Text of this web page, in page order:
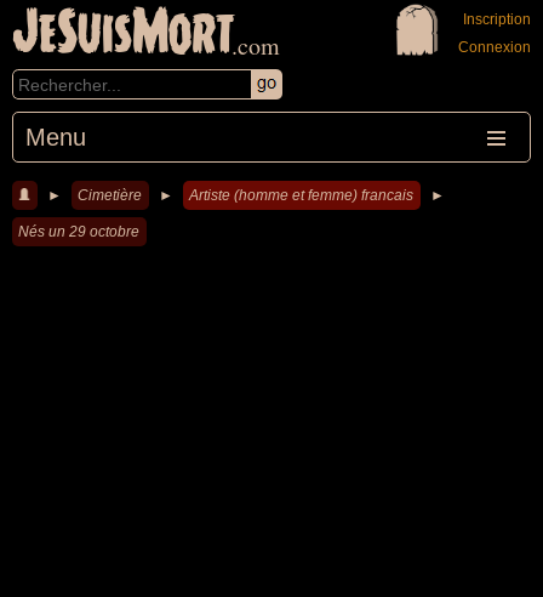
JeSuisMort.com
Menu
Inscription
Connexion
► Cimetière ► Artiste (homme et femme) francais ►
Nés un 29 octobre